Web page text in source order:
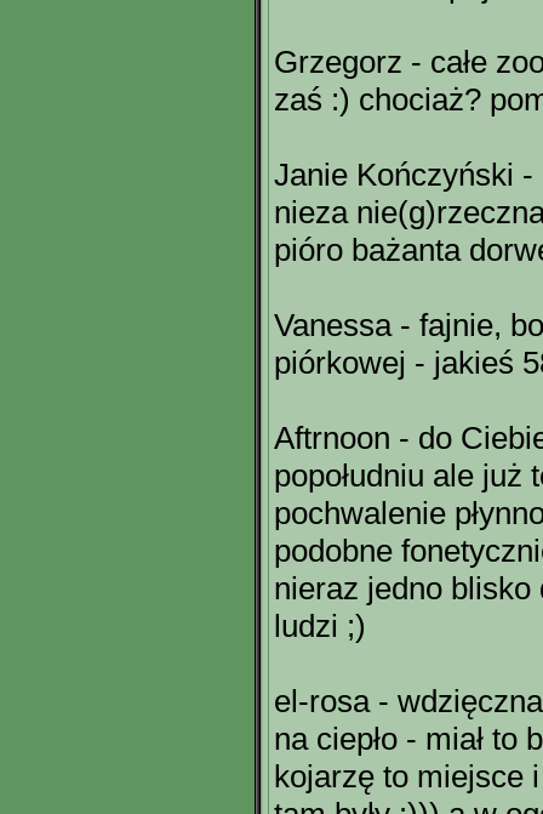
Grzegorz - całe
zaś :) chociaż?
Janie Kończyński -
nieza
pióro bażanta
Vanessa - fajnie,
piórkowej - jakieś
Aftrnoon - do
popołudniu ale już
pochwalenie
podobne
nieraz jedno blisko
ludzi ;)
el-rosa -
na ciepło - miał to
kojarzę to miejsce